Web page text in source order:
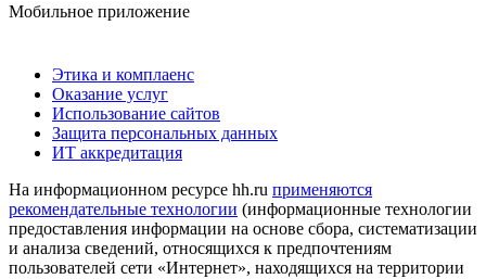
Мобильное приложение
Этика и комплаенс
Оказание услуг
Использование сайтов
Защита персональных данных
ИТ аккредитация
На информационном ресурсе hh.ru применяются
рекомендательные технологии (информационные технологии
предоставления информации на основе сбора, систематизации
и анализа сведений, относящихся к предпочтениям
пользователей сети «Интернет», находящихся на территории